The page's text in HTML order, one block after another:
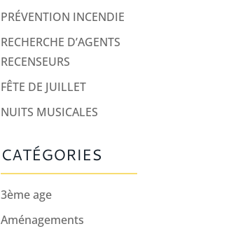
PRÉVENTION INCENDIE
RECHERCHE D’AGENTS
RECENSEURS
FÊTE DE JUILLET
NUITS MUSICALES
CATÉGORIES
3ème age
Aménagements